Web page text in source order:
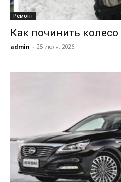
Ремонт
Как починить колесо
admin - 25 июля, 2026